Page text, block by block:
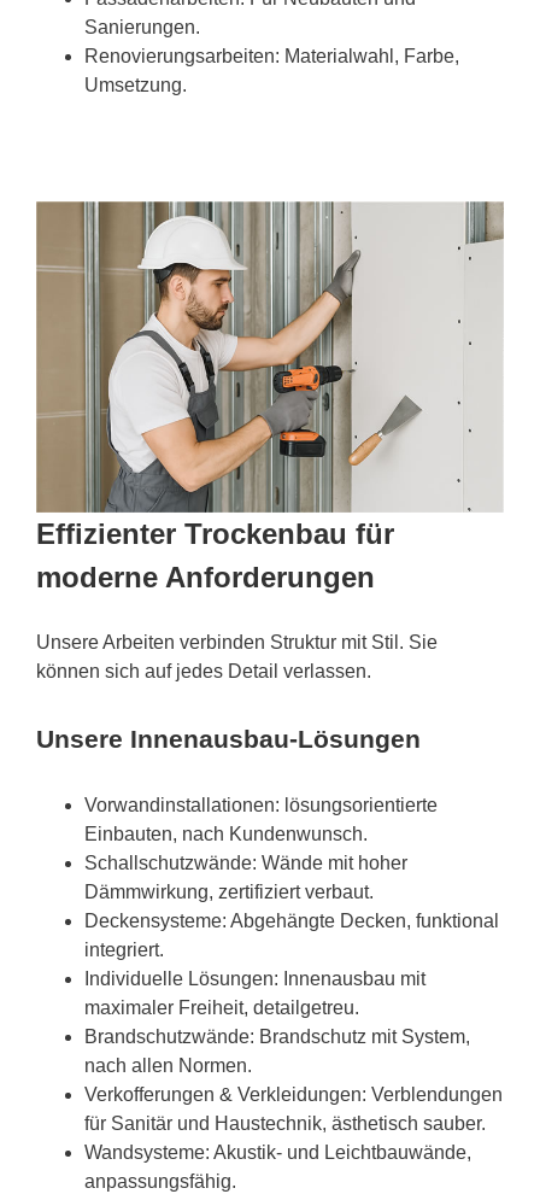
Sanierungen.
Renovierungsarbeiten: Materialwahl, Farbe,
Umsetzung.
Effizienter Trockenbau für
moderne Anforderungen
Unsere Arbeiten verbinden Struktur mit Stil. Sie
können sich auf jedes Detail verlassen.
Unsere Innenausbau-Lösungen
Vorwandinstallationen: lösungsorientierte
Einbauten, nach Kundenwunsch.
Schallschutzwände: Wände mit hoher
Dämmwirkung, zertifiziert verbaut.
Deckensysteme: Abgehängte Decken, funktional
integriert.
Individuelle Lösungen: Innenausbau mit
maximaler Freiheit, detailgetreu.
Brandschutzwände: Brandschutz mit System,
nach allen Normen.
Verkofferungen & Verkleidungen: Verblendungen
für Sanitär und Haustechnik, ästhetisch sauber.
Wandsysteme: Akustik- und Leichtbauwände,
anpassungsfähig.